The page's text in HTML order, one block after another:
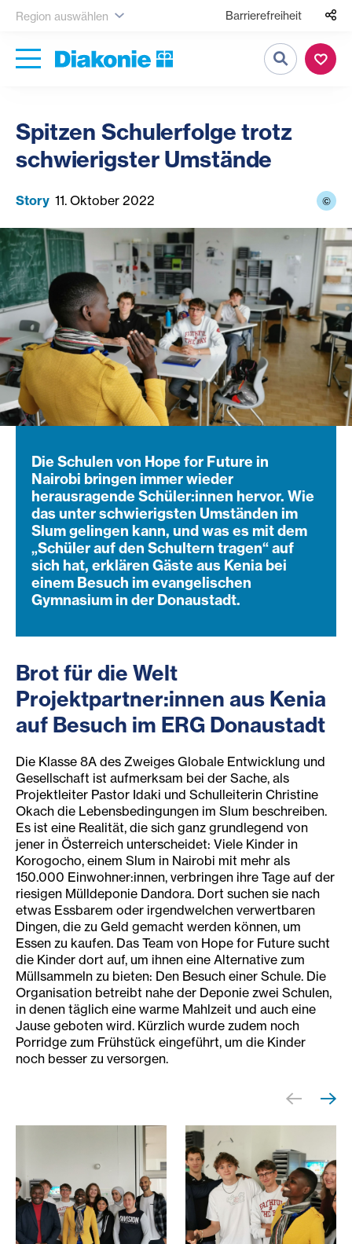
Region auswählen Barrierefreiheit
Suche
Spitzen Schulerfolge trotz
schwierigster Umstände
Story 11. Oktober 2022 ©
Die Schulen von Hope for Future in
Nairobi bringen immer wieder
herausragende Schüler:innen hervor. Wie
das unter schwierigsten Umständen im
Slum gelingen kann, und was es mit dem
„Schüler auf den Schultern tragen“ auf
sich hat, erklären Gäste aus Kenia bei
einem Besuch im evangelischen
Gymnasium in der Donaustadt.
Brot für die Welt
Projektpartner:innen aus Kenia
auf Besuch im ERG Donaustadt
Die Klasse 8A des Zweiges Globale Entwicklung und
Gesellschaft ist aufmerksam bei der Sache, als
Projektleiter Pastor Idaki und Schulleiterin Christine
Okach die Lebensbedingungen im Slum beschreiben.
Es ist eine Realität, die sich ganz grundlegend von
jener in Österreich unterscheidet: Viele Kinder in
Korogocho, einem Slum in Nairobi mit mehr als
150.000 Einwohner:innen, verbringen ihre Tage auf der
riesigen Mülldeponie Dandora. Dort suchen sie nach
etwas Essbarem oder irgendwelchen verwertbaren
Dingen, die zu Geld gemacht werden können, um
Essen zu kaufen. Das Team von Hope for Future sucht
die Kinder dort auf, um ihnen eine Alternative zum
Müllsammeln zu bieten: Den Besuch einer Schule. Die
Organisation betreibt nahe der Deponie zwei Schulen,
in denen täglich eine warme Mahlzeit und auch eine
Jause geboten wird. Kürzlich wurde zudem noch
Porridge zum Frühstück eingeführt, um die Kinder
noch besser zu versorgen.